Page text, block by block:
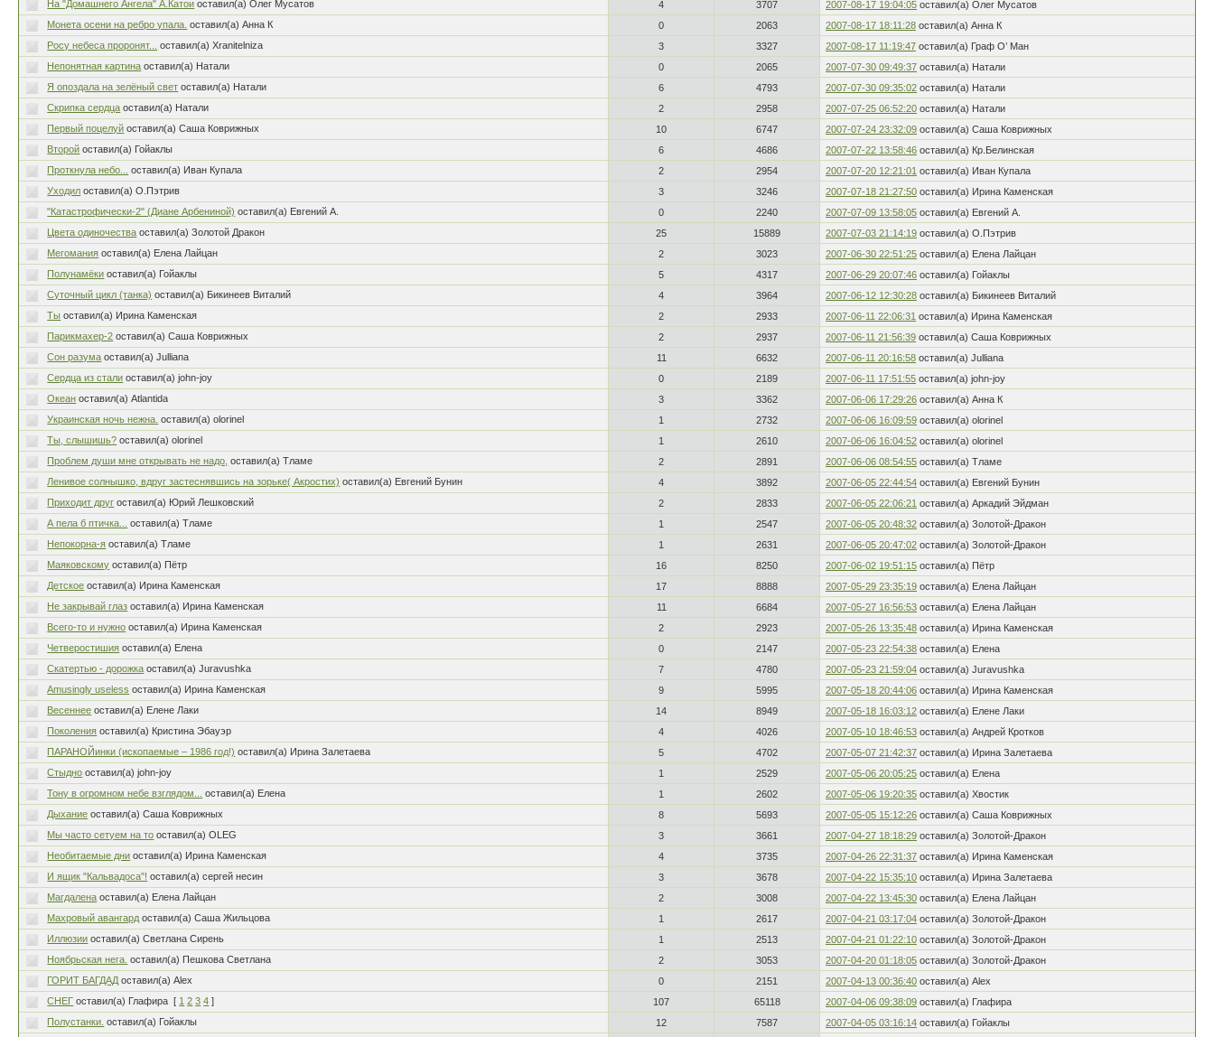
На "Домашнего Ангела" А.Катои оставил(а) Oлег Мусатов 4 3707 2007-08-17 19:04:05 оставил(а) Oлег Мусатов
Монета осени на ребро упала. оставил(а) Анна К 0 2063 2007-08-17 18:11:28 оставил(а) Анна К
Росу небеса проронят...
оставил(а) Xranitelniza 3 3327 2007-08-17 11:19:47 оставил(а) Граф О’ Ман
Непонятная картина оставил(а) Натали 0 2065 2007-07-30 09:49:37 оставил(а) Натали
Я опоздала на зелёный свет оставил(а) Натали 6 4793 2007-07-30 09:35:02 оставил(а) Натали
Скрипка сердца оставил(а) Натали 2 2958 2007-07-25 06:52:20 оставил(а) Натали
Первый поцелуй оставил(а) Саша Коврижных 10 6747 2007-07-24 23:32:09 оставил(а) Саша Коврижных
Второй оставил(а) Гойаклы 6 4686 2007-07-22 13:58:46 оставил(а) Кр.Белинская
Проткнула небо...
оставил(а) Иван Купала 2 2954 2007-07-20 12:21:01 оставил(а) Иван Купала
Уходил оставил(а) О.Пэтрив 3 3246 2007-07-18 21:27:50 оставил(а) Ирина Каменская
"Катастрофически-2" (Диане Арбениной) оставил(а) Евгений А. 0 2240 2007-07-09 13:58:05 оставил(а) Евгений А.
Цвета одиночества оставил(а) Золотой Дракон 25 15889 2007-07-03 21:14:19 оставил(а) О.Пэтрив
Мегомания оставил(а) Елена Лайцан 2 3023 2007-06-30 22:51:25 оставил(а) Елена Лайцан
Полунамёки оставил(а) Гойаклы 5 4317 2007-06-29 20:07:46 оставил(а) Гойаклы
Суточный цикл (танка) оставил(а) Бикинеев Виталий 4 3964 2007-06-12 12:30:28 оставил(а) Бикинеев Виталий
Ты оставил(а) Ирина Каменская 2 2933 2007-06-11 22:06:31 оставил(а) Ирина Каменская
Парикмахер-2 оставил(а) Саша Коврижных 2 2937 2007-06-11 21:56:39 оставил(а) Саша Коврижных
Сон разума оставил(а) Julliana 11 6632 2007-06-11 20:16:58 оставил(а) Julliana
Сердца из стали оставил(а) john-joy 0 2189 2007-06-11 17:51:55 оставил(а) john-joy
Океан оставил(а) Atlantida 3 3362 2007-06-06 17:29:26 оставил(а) Анна К
Украинская ночь нежна. оставил(а) olorinel 1 2732 2007-06-06 16:09:59 оставил(а) olorinel
Ты, слышишь? оставил(а) olorinel 1 2610 2007-06-06 16:04:52 оставил(а) olorinel
Проблем души мне открывать не надо, оставил(а) Тламе 2 2891 2007-06-06 08:54:55 оставил(а) Тламе
Ленивое солнышко, вдруг застеснявшись на зорьке( Акростих) оставил(а) Евгений Бунин 4 3892 2007-06-05 22:44:54 оставил(а) Евгений Бунин
Приходит друг оставил(а) Юрий Лешковский 2 2833 2007-06-05 22:06:21 оставил(а) Аркадий Эйдман
А пела б птичка...
оставил(а) Тламе 1 2547 2007-06-05 20:48:32 оставил(а) Золотой-Дракон
Непокорна-я оставил(а) Тламе 1 2631 2007-06-05 20:47:02 оставил(а) Золотой-Дракон
Маяковскому оставил(а) Пётр 16 8250 2007-06-02 19:51:15 оставил(а) Пётр
Детское оставил(а) Ирина Каменская 17 8888 2007-05-29 23:35:19 оставил(а) Елена Лайцан
Не закрывай глаз оставил(а) Ирина Каменская 11 6684 2007-05-27 16:56:53 оставил(а) Елена Лайцан
Всего-то и нужно оставил(а) Ирина Каменская 2 2923 2007-05-26 13:35:48 оставил(а) Ирина Каменская
Четверостишия оставил(а) Елена 0 2147 2007-05-23 22:54:38 оставил(а) Елена
Скатертью - дорожка оставил(а) Juravushka 7 4780 2007-05-23 21:59:04 оставил(а) Juravushka
Amusingly useless оставил(а) Ирина Каменская 9 5995 2007-05-18 20:44:06 оставил(а) Ирина Каменская
Весеннее оставил(а) Елене Лаки 14 8949 2007-05-18 16:03:12 оставил(а) Елене Лаки
Поколения оставил(а) Кристина Эбауэр 4 4026 2007-05-10 18:46:53 оставил(а) Андрей Кротков
ПАРАНОЙинки (ископаемые – 1986 год!) оставил(а) Ирина Залетаева 5 4702 2007-05-07 21:42:37 оставил(а) Ирина Залетаева
Стыдно оставил(а) john-joy 1 2529 2007-05-06 20:05:25 оставил(а) Елена
Тону в огромном небе взглядом...
оставил(а) Елена 1 2602 2007-05-06 19:20:35 оставил(а) Хвостик
Дыхание оставил(а) Саша Коврижных 8 5693 2007-05-05 15:12:26 оставил(а) Саша Коврижных
Мы часто сетуем на то оставил(а) OLEG 3 3661 2007-04-27 18:18:29 оставил(а) Золотой-Дракон
Необитаемые дни оставил(а) Ирина Каменская 4 3735 2007-04-26 22:31:37 оставил(а) Ирина Каменская
И ящик "Кальвадоса"! оставил(а) сергей несин 3 3678 2007-04-22 15:35:10 оставил(а) Ирина Залетаева
Магдалена оставил(а) Елена Лайцан 2 3008 2007-04-22 13:45:30 оставил(а) Елена Лайцан
Махровый авангард оставил(а) Саша Жильцова 1 2617 2007-04-21 03:17:04 оставил(а) Золотой-Дракон
Иллюзии оставил(а) Светлана Сирень 1 2513 2007-04-21 01:22:10 оставил(а) Золотой-Дракон
Ноябрьская нега. оставил(а) Пешкова Светлана 2 3053 2007-04-20 01:18:05 оставил(а) Золотой-Дракон
ГОРИТ БАГДАД оставил(а) Alex 0 2151 2007-04-13 00:36:40 оставил(а) Alex
СНЕГ оставил(а) Глафира [ 1 2 3 4 ] 107 65118 2007-04-06 09:38:09 оставил(а) Глафира
Полустанки. оставил(а) Гойаклы 12 7587 2007-04-05 03:16:14 оставил(а) Гойаклы